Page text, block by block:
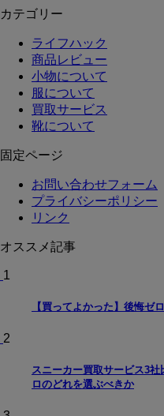
カテゴリー
ライフハック
商品レビュー
小物について
服について
買取サービス
靴について
固定ページ
お問い合わせフォーム
プライバシーポリシー
リンク
オススメ記事
1
【買ってよかった】後悔ゼ
2
スニーカー買取サービス3
ロのどれを選ぶべきか